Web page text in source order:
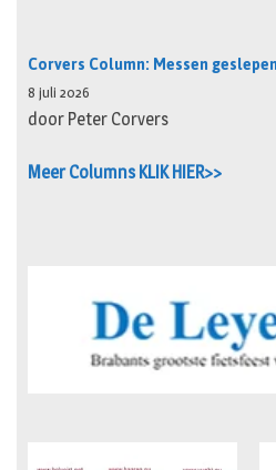
Corvers Column: Messen geslepen
8 juli 2026
door Peter Corvers
Meer Columns KLIK HIER>>